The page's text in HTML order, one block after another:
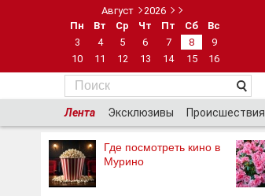
Август
2026
Пн
Вт Ср Чт Пт Сб
Вс
3
4 5 6 7 8
9
10
11 12 13 14 15 16
Лента Эксклюзивы Происшествия
Где посмотреть кино в
Мурино